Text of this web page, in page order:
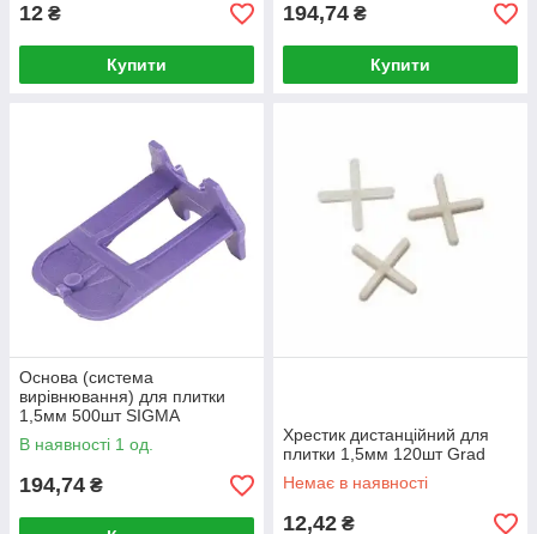
12 ₴
Купити
194,74 ₴
Купити
Основа (система
вирівнювання) для плитки
1,5мм 500шт SIGMA
В наявності 1 од.
194,74 ₴
Хрестик дистанційний для
плитки 1,5мм 120шт Grad
Немає в наявності
12,42 ₴